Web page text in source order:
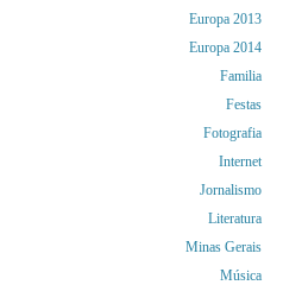
Europa 2013
Europa 2014
Familia
Festas
Fotografia
Internet
Jornalismo
Literatura
Minas Gerais
Música